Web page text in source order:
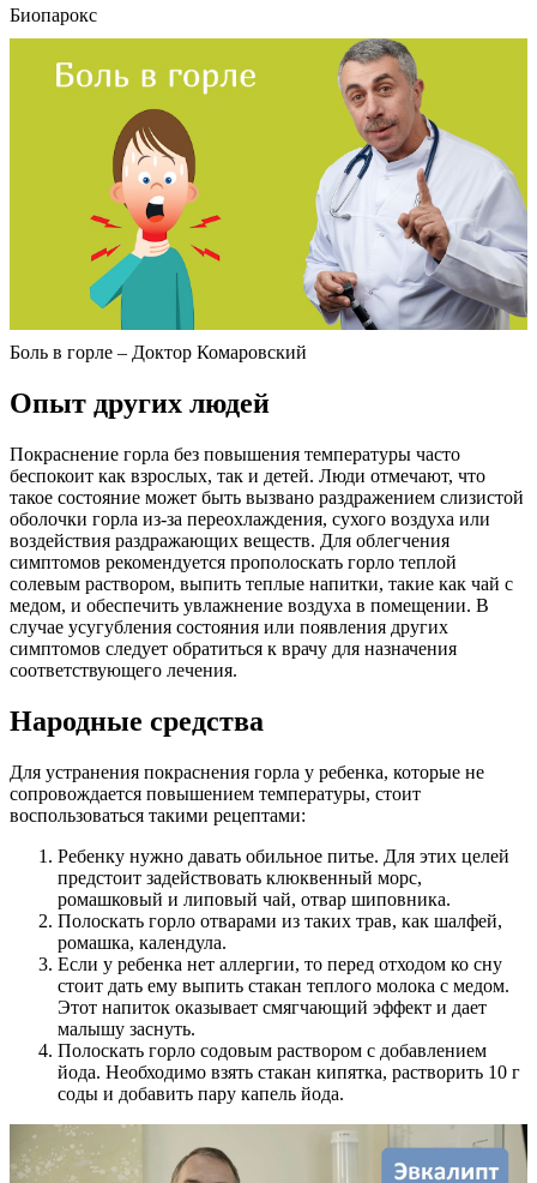
Биопарокс
Боль в горле – Доктор Комаровский
Опыт других людей
Покраснение горла без повышения температуры часто
беспокоит как взрослых, так и детей. Люди отмечают, что
такое состояние может быть вызвано раздражением слизистой
оболочки горла из-за переохлаждения, сухого воздуха или
воздействия раздражающих веществ. Для облегчения
симптомов рекомендуется прополоскать горло теплой
солевым раствором, выпить теплые напитки, такие как чай с
медом, и обеспечить увлажнение воздуха в помещении. В
случае усугубления состояния или появления других
симптомов следует обратиться к врачу для назначения
соответствующего лечения.
Народные средства
Для устранения покраснения горла у ребенка, которые не
сопровождается повышением температуры, стоит
воспользоваться такими рецептами:
Ребенку нужно давать обильное питье. Для этих целей
предстоит задействовать клюквенный морс,
ромашковый и липовый чай, отвар шиповника.
Полоскать горло отварами из таких трав, как шалфей,
ромашка, календула.
Если у ребенка нет аллергии, то перед отходом ко сну
стоит дать ему выпить стакан теплого молока с медом.
Этот напиток оказывает смягчающий эффект и дает
малышу заснуть.
Полоскать горло содовым раствором с добавлением
йода. Необходимо взять стакан кипятка, растворить 10 г
соды и добавить пару капель йода.